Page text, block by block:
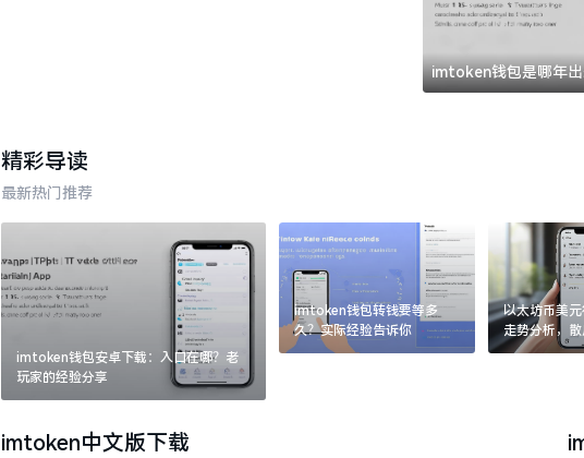
imtoken钱包是哪年
精彩导读
最新热门推荐
imtoken钱包安卓下载：入口在哪？老
玩家的经验分享
imtoken钱包转钱要等多
久？实际经验告诉你
以太坊币美
走势分析，
涨杀跌被套牢
imtoken中文版下载